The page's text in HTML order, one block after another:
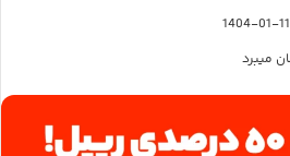
1404-01-11